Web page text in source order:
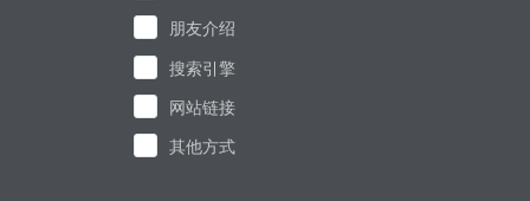
朋友介绍
搜索引擎
网站链接
其他方式